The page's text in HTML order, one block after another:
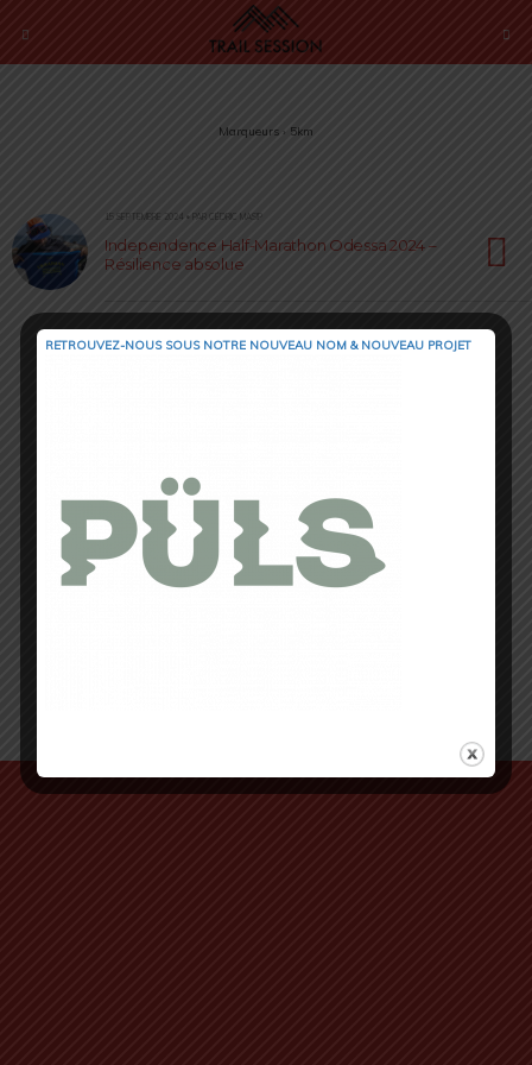
Marqueurs › 5km
15 SEPTEMBRE 2024 • PAR CÉDRIC MASIP
Independence Half-Marathon Odessa 2024 –
Résilience absolue
RETROUVEZ-NOUS SOUS NOTRE NOUVEAU NOM & NOUVEAU PROJET